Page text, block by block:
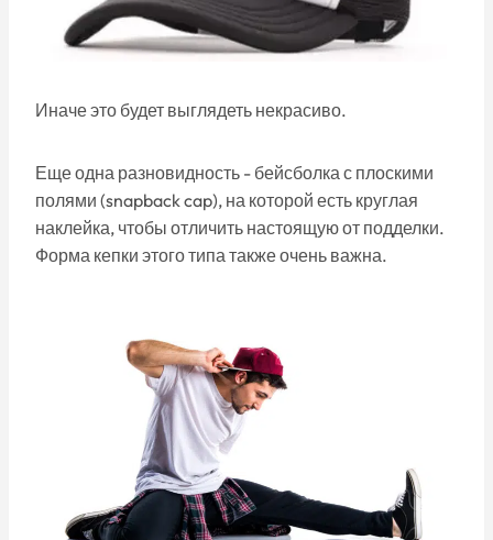
Иначе это будет выглядеть некрасиво.
Еще одна разновидность - бейсболка с плоскими
полями (snapback cap), на которой есть круглая
наклейка, чтобы отличить настоящую от подделки.
Форма кепки этого типа также очень важна.